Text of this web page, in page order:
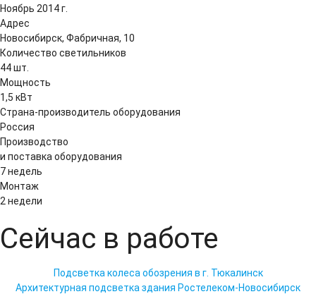
Ноябрь 2014 г.
Адрес
Новосибирск, Фабричная, 10
Количество светильников
44 шт.
Мощность
1,5 кВт
Страна-производитель оборудования
Россия
Производство
и поставка оборудования
7 недель
Монтаж
2 недели
Сейчас в работе
Подсветка колеса обозрения в г. Тюкалинск
Архитектурная подсветка здания Ростелеком-Новосибирск